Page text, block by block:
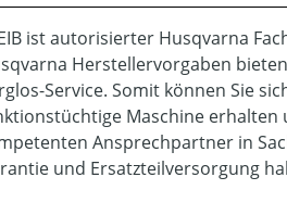
ist autorisierter Husqvarna
Herstellervorgaben
Service. Somit können Sie
Maschine erhalten
Ansprechpartner in
und Ersatzteilversorgung